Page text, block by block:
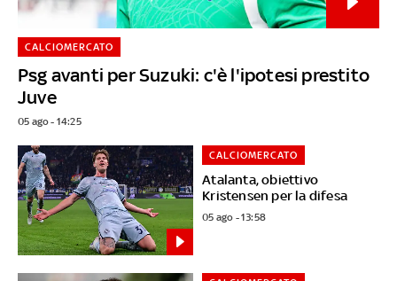
Psg avanti per Suzuki: c'è l'ipotesi prestito
Juve
CALCIOMERCATO
05 ago - 14:25
Atalanta, obiettivo
Kristensen per la difesa
CALCIOMERCATO
05 ago - 13:58